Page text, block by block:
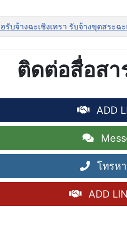
บจ้างฉะเชิงเทรา รับจ้างขุดสระ
ติดต่อสื่อสา
ADD
โทรห
ADD